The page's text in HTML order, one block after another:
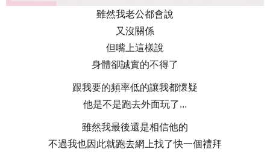
雖然我老公都會說
又沒關係
但嘴上這樣說
身體卻誠實的不得了
跟我要的頻率低的讓我都懷疑
他是不是跑去外面玩了...
雖然我最後還是相信他的
不過我也因此就跑去網上找了快一個禮拜